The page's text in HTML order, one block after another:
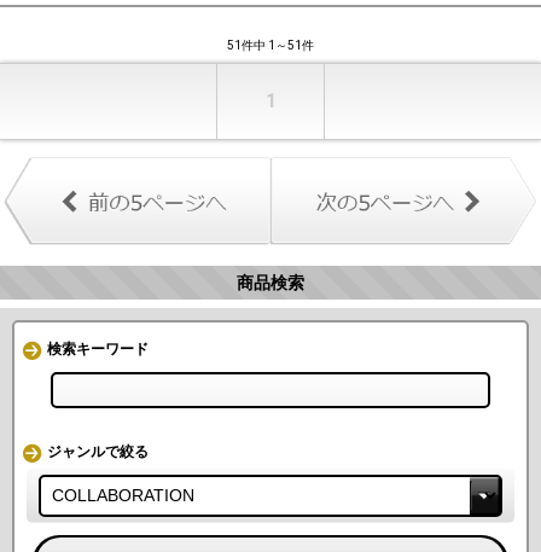
51件中 1～51件
1
商品検索
検索キーワード
ジャンルで絞る